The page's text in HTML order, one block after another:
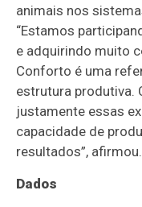
animais nos
“Estamos
e adquirindo muito
Conforto é uma
estrutura produtiva.
justamente essas
capacidade de
resultados”, afirmou.
Dados